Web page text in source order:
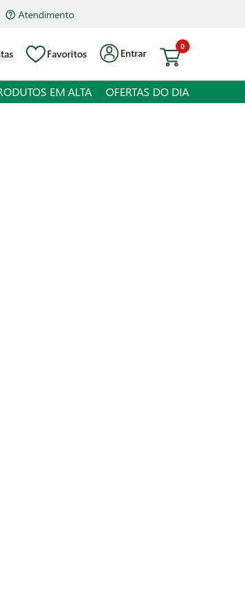
Hipermercado Bourbon Assis Brasil
Favoritos Entrar
0
EM ALTA OFERTAS DO DIA